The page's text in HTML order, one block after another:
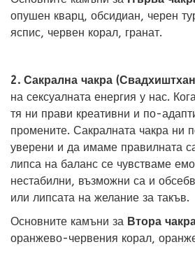
опушен кварц, обсидиан, черен
яспис, червен корал, гранат.
2. Сакрална чакра
на сексуалната енергия у нас.
тя ни прави креативни и по-
промените. Сакралната чакра ни
уверени и да имаме правилната
липса на баланс се чувстваме
нестабилни, възможни са и
или липсата на желание за такъв.
Основните камъни за Втора
оранжево-червения корал,